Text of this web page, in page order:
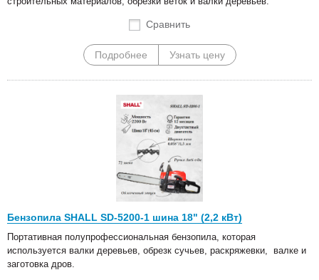
Сравнить
Подробнее Узнать цену
Бензопила SHALL SD-5200-1 шина 18" (2,2 кВт)
Портативная полупрофессиональная бензопила, которая
используется валки деревьев, обрезк сучьев, раскряжевки, валке и
заготовка дров.